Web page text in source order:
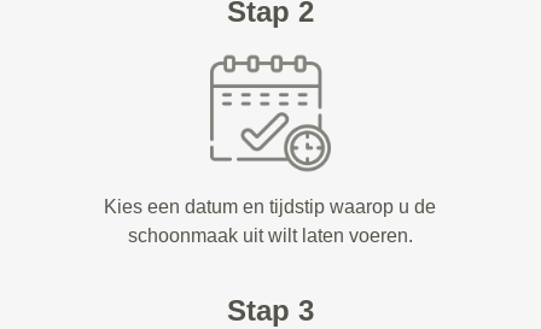
Stap 2
Kies een datum en tijdstip waarop u de
schoonmaak uit wilt laten voeren.
Stap 3